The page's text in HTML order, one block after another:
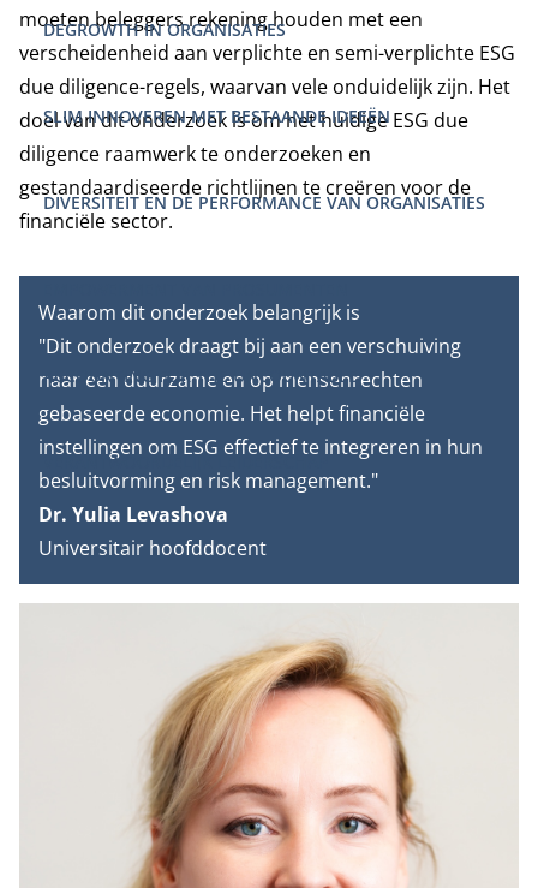
DEGROWTH IN ORGANISATIES
SLIM INNOVEREN MET BESTAANDE IDEEËN
DIVERSITEIT EN DE PERFORMANCE VAN ORGANISATIES
ACCOUNTING FOR THE UNCOUNTABLE
VERANTWOORDELIJK LEIDERSCHAP
moeten beleggers rekening houden met een
verscheidenheid aan verplichte en semi-verplichte ESG
due diligence-regels, waarvan vele onduidelijk zijn. Het
doel van dit onderzoek is om het huidige ESG due
diligence raamwerk te onderzoeken en
gestandaardiseerde richtlijnen te creëren voor de
financiële sector.
Waarom dit onderzoek belangrijk is
"Dit onderzoek draagt bij aan een verschuiving
naar een duurzame en op mensenrechten
gebaseerde economie. Het helpt financiële
instellingen om ESG effectief te integreren in hun
besluitvorming en risk management."
Dr. Yulia Levashova
Universitair hoofddocent